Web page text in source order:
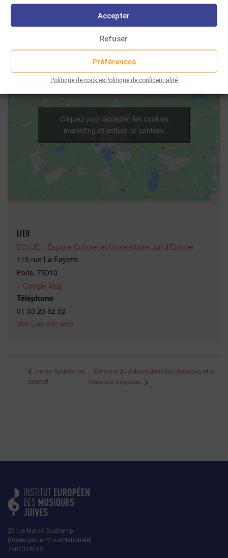
Accepter
Refuser
Préférences
Politique de cookiesPolitique de confidentialité
LIEU
ECUJE – Espace Culturel et Universitaire Juif d’Europe
119 rue La Fayette
Paris, 75010
+ Google Map
Téléphone
01 53 20 52 52
Voir Lieu site web
Cliquez pour accepter les cookies
marketing et activer ce contenu
Horse Raddish en
concert
Mémoire du yiddish dans les chansons et la
littérature française
29 rue Marcel Duchamp
(Accès par le 42 rue Nationale)
75013 PARIS